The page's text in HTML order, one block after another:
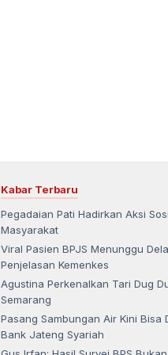
Kabar Terbaru
Pegadaian Pati Hadirkan Aksi
Masyarakat
Viral Pasien BPJS Menunggu
Penjelasan Kemenkes
Agustina Perkenalkan Tari Dug
Semarang
Pasang Sambungan Air Kini Bisa
Bank Jateng Syariah